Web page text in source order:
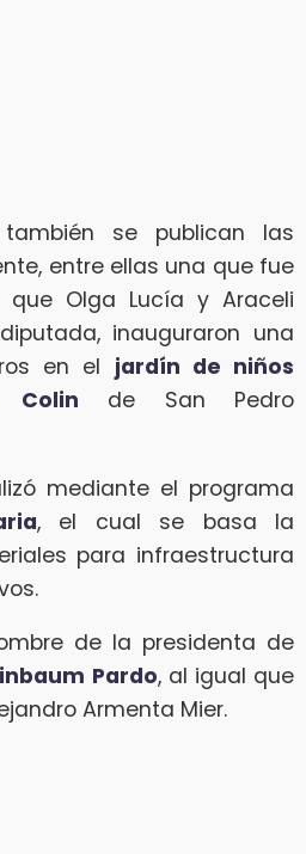
se publican las
entre ellas una que fue
Olga Lucía y Araceli
inauguraron una
en el jardín de niños
Colin de San Pedro
mediante el programa
, el cual se basa la
para infraestructura
de la presidenta de
Pardo, al igual que
Armenta Mier.